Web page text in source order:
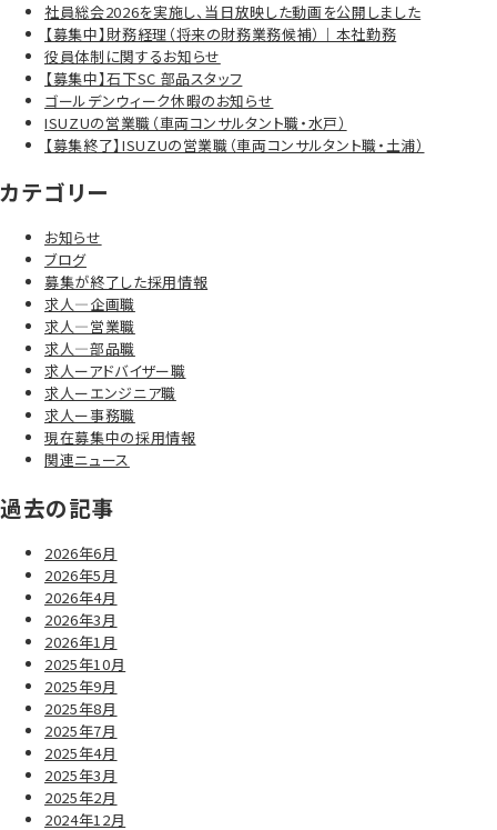
社員総会2026を実施し、当日放映した動画を公開しました
【募集中】財務経理（将来の財務業務候補）｜本社勤務
役員体制に関するお知らせ
【募集中】石下SC 部品スタッフ
ゴールデンウィーク休暇のお知らせ
ISUZUの営業職（車両コンサルタント職・水戸）
【募集終了】ISUZUの営業職（車両コンサルタント職・土浦）
カテゴリー
お知らせ
ブログ
募集が終了した採用情報
求人―企画職
求人―営業職
求人―部品職
求人ーアドバイザー職
求人ーエンジニア職
求人ー事務職
現在募集中の採用情報
関連ニュース
過去の記事
2026年6月
2026年5月
2026年4月
2026年3月
2026年1月
2025年10月
2025年9月
2025年8月
2025年7月
2025年4月
2025年3月
2025年2月
2024年12月